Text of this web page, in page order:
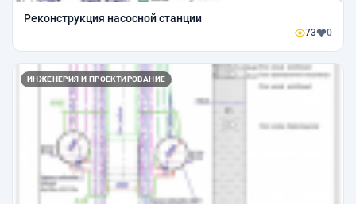
Реконструкция насосной станции
73 0
ИНЖЕНЕРИЯ И ПРОЕКТИРОВАНИЕ